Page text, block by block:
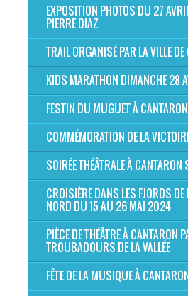
EXPOSITION PHOTOS DU 27
PIERRE DIAZ
TRAIL ORGANISÉ PAR LA VILLE
KIDS MARATHON DIMANCHE 28
FESTIN DU MUGUET À
COMMÉMORATION DE LA
SOIRÉE THÉÂTRALE À
CROISIÈRE DANS LES FJORDS DE
NORD DU 15 AU 26 MAI 2024
PIÈCE DE THÉÂTRE À CANTARON
TROUBADOURS DE LA VALLÉE
FÊTE DE LA MUSIQUE À